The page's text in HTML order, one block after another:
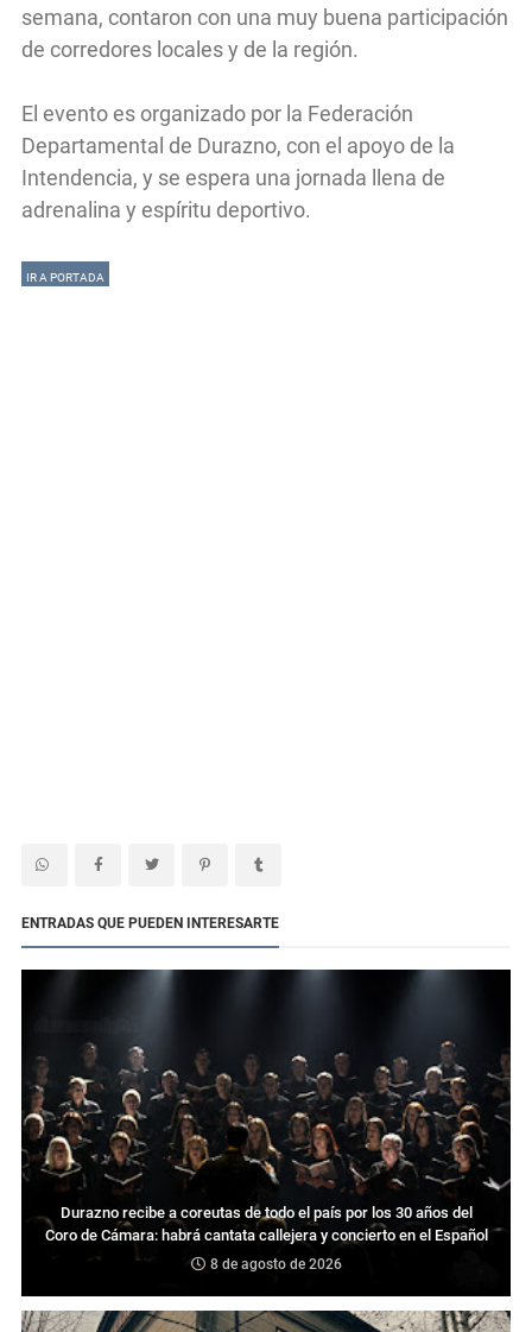
semana, contaron con una muy buena participación
de corredores locales y de la región.
El evento es organizado por la Federación
Departamental de Durazno, con el apoyo de la
Intendencia, y se espera una jornada llena de
adrenalina y espíritu deportivo.
IR A PORTADA
ENTRADAS QUE PUEDEN INTERESARTE
Durazno recibe a coreutas de todo el país por los 30 años del
Coro de Cámara: habrá cantata callejera y concierto en el Español
8 de agosto de 2026